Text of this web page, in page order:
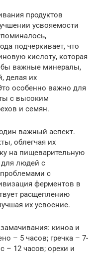
продуктов
усвояемости
подчеркивает, что
кислоту, которая
бы важные минералы,
делая их
особенно важно для
с высоким
и семян.
важный аспект.
облегчая их
на пищеварительную
для людей с
с
ферментов в
расщеплению
их усвоение.
киноа и
– 5 часов; гречка – 7-
– 12 часов; орехи и